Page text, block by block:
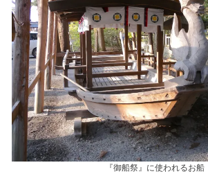
『御船祭』に使われるお船